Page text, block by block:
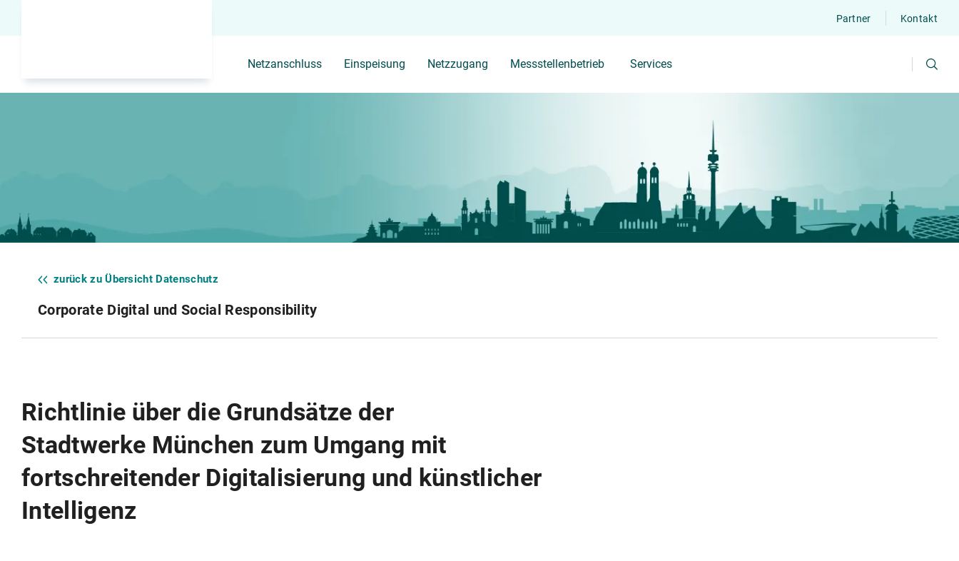
Partner Kontakt
Netzanschluss Einspeisung Netzzugang Messstellenbetrieb Services
zurück zu Übersicht Datenschutz
Corporate Digital und Social Responsibility
Richtlinie über die Grundsätze der
Stadtwerke München zum Umgang mit
fortschreitender Digitalisierung und künstlicher
Intelligenz